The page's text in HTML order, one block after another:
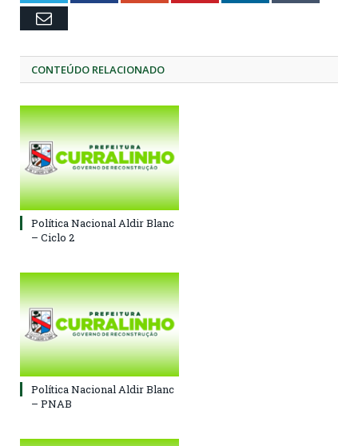
Email
CONTEÚDO RELACIONADO
Política Nacional Aldir Blanc
– Ciclo 2
Política Nacional Aldir Blanc
– PNAB